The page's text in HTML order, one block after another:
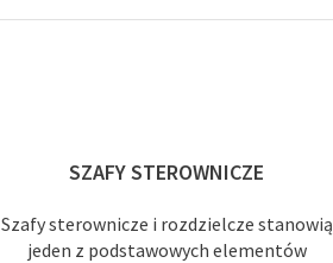
SZAFY STEROWNICZE
Szafy sterownicze i rozdzielcze stanowią
jeden z podstawowych elementów